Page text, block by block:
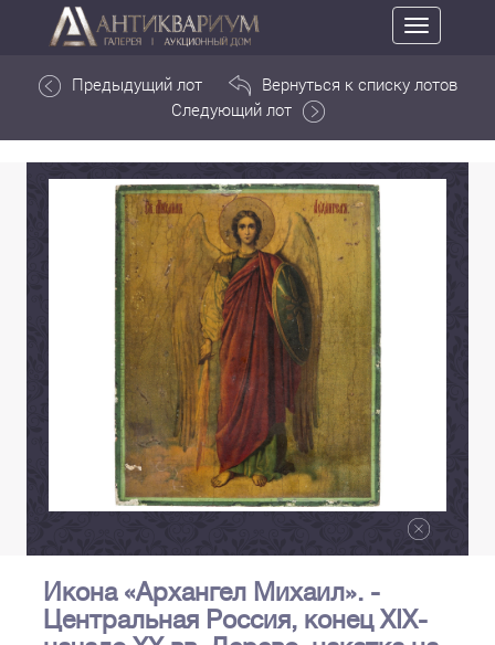
Toggle
navigation
Предыдущий лот
Вернуться к списку лотов
Следующий лот
Икона «Архангел Михаил». -
Центральная Россия, конец XIX-